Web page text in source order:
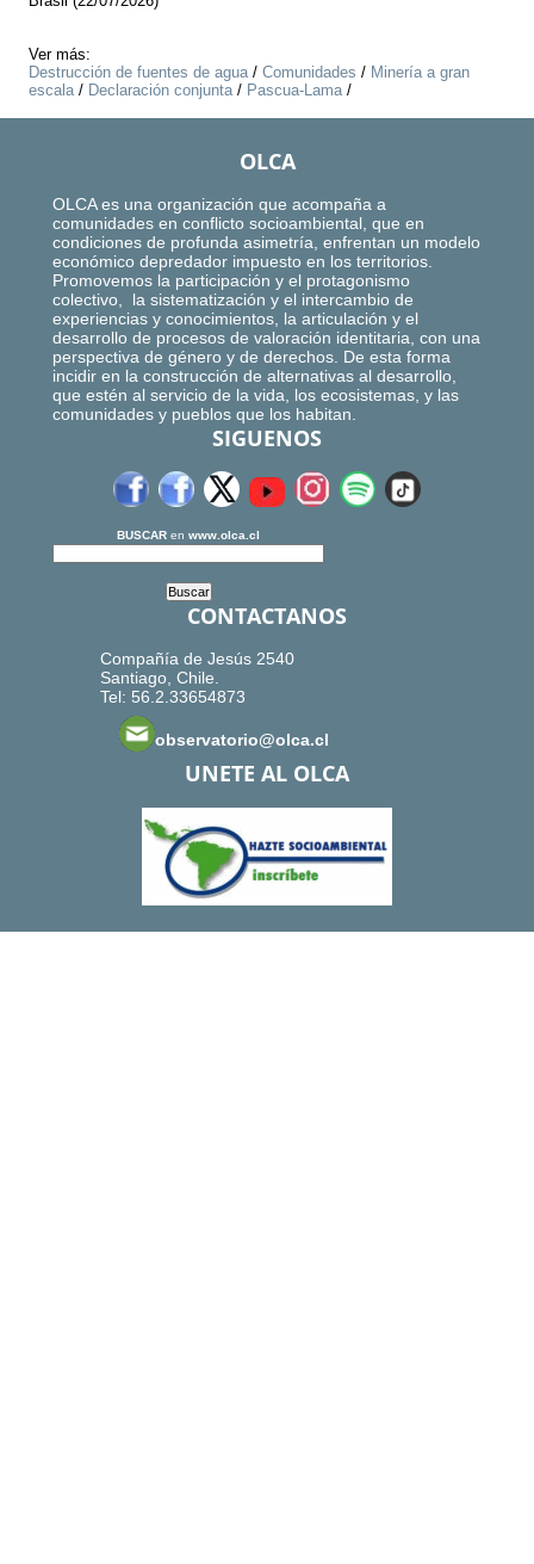
Ver más:
Destrucción de fuentes de agua/ Comunidades / Minería a gran
escala/ Declaración conjunta/ Pascua-Lama/
OLCA
OLCA es una organización que acompaña a
comunidades en conflicto socioambiental, que en
condiciones de profunda asimetría, enfrentan un modelo
económico depredador impuesto en los territorios.
Promovemos la participación y el protagonismo
colectivo, la sistematización y el intercambio de
experiencias y conocimientos, la articulación y el
desarrollo de procesos de valoración identitaria, con una
perspectiva de género y de derechos. De esta forma
incidir en la construcción de alternativas al desarrollo,
que estén al servicio de la vida, los ecosistemas, y las
comunidades y pueblos que los habitan.
SIGUENOS
BUSCAR en www.olca.cl
CONTACTANOS
Compañía de Jesús 2540
Santiago, Chile.
Tel: 56.2.33654873
observatorio@olca.cl
UNETE AL OLCA